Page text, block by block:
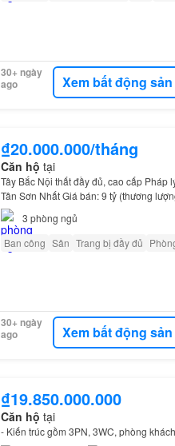
30+ ngày
ago
Xem bất động sản
₫20.000.000/tháng
Căn hộ tại
Tây Bắc Nội thất đầy đủ, cao cấp Pháp
Tân Sơn Nhất Giá bán: 9 tỷ (thương
Quận Tân Bình, TP.HCM Để có thêm
3 phòng ngủ
Ban công Sân Trang bị đầy đủ
30+ ngày
ago
Xem bất động sản
₫19.850.000.000
Căn hộ tại
- Kiến trúc gồm 3PN, 3WC, phòng